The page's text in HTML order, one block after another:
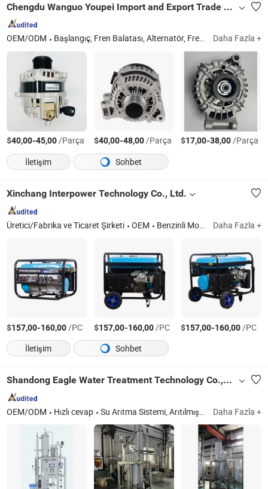
Chengdu Wanguo Youpei Import and Export Trade Co., Ltd
OEM/ODM Başlangıç, Fren Balatası, Alternatör, Fren Diski, Filtre Daha Fazla +
$40,00-45,00/Parça $40,00-48,00/Parça $17,00-38,00/Parça
İletişim
Sohbet
Xinchang Interpower Technology Co., Ltd.
Üretici/Fabrika ve Ticaret Şirketi OEM Benzinli Motor, Benzinli Su Pompası, Benzinli Jeneratör, Güç Tırmığı, Sırt Çantası, Spreyler Daha Fazla +
$157,00-160,00/PC $157,00-160,00/PC $157,00-160,00/PC
İletişim
Sohbet
Shandong Eagle Water Treatment Technology Co.,Ltd
OEM/ODM Hızlı cevap Su Arıtma Sistemi, Arıtılmış Su Üretim ve Depolama Sistemi, Enjeksiyon İçin Su ve Depolama Sistemi, Saf Buhar Üretici, Sıvı Hazırlama Sistemi, Dağıtım Sistemi Daha Fazla +